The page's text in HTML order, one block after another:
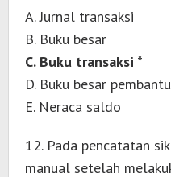
A. Jurnal transaksi
B. Buku besar
C. Buku transaksi *
D. Buku besar pembantu
E. Neraca saldo
12. Pada pencatatan
manual setelah